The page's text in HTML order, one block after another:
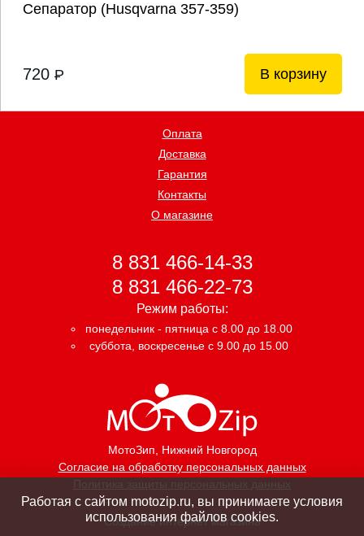
Сепаратор (Husqvarna 357-359)
720 P В корзину
МотоЗип, Нижний Новгород
Согласие на обработку персональных данных
Политика защиты персональных данных
Оплата
Доставка
Гарантия
Контакты
О магазине
8 831 466-14-33
8 831 466-22-73
Режим работы:
понедельник - пятница с 8.00 до 18.00
суббота, воскресенье с 9.00 до 15.00
Создание интернет магазина
Работая с сайтом motozip.ru, вы принимаете условия
использования файлов cookies.